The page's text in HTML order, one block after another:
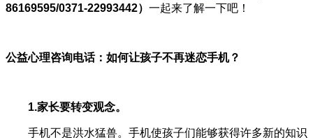
86169595/0371-22993442） 一起来了解一下吧！
公益心理咨询电话：如何让孩子不再迷恋手机？
1.家长要转变观念。
手机不是洪水猛兽。手机使孩子们能够获得许多新的知识